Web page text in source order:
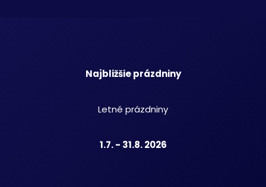
Najbližšie prázdniny
Letné prázdniny
1.7. - 31.8. 2026